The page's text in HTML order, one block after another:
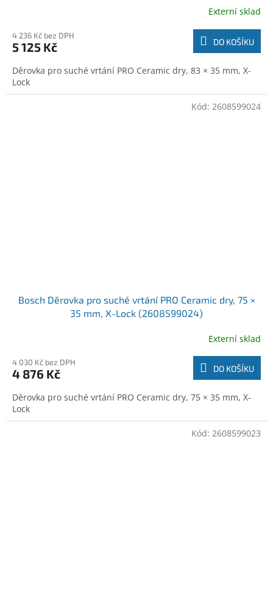
Externí sklad
4 236 Kč bez DPH
5 125 Kč DO KOŠÍKU
Děrovka pro suché vrtání PRO Ceramic dry, 83 × 35 mm, X-
Lock
Bosch Děrovka pro suché vrtání PRO Ceramic dry, 75 ×
35 mm, X-Lock (2608599024)
Externí sklad
4 030 Kč bez DPH
4 876 Kč DO KOŠÍKU
Děrovka pro suché vrtání PRO Ceramic dry, 75 × 35 mm, X-
Lock
Kód: 2608599024
Kód: 2608599023